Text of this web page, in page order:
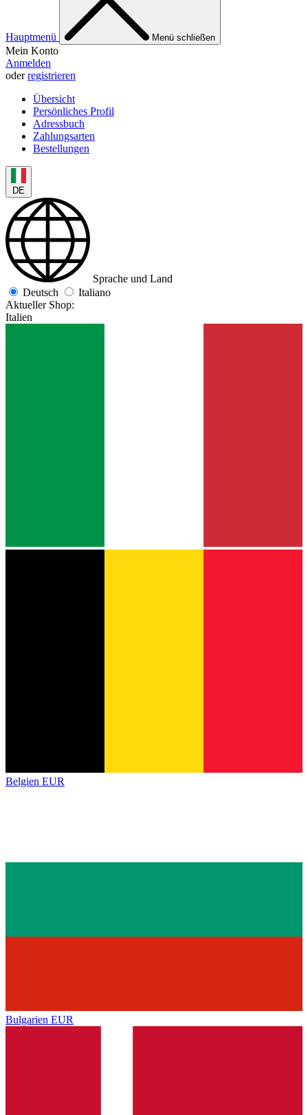
Hauptmenü Menü schließen
Mein Konto
Anmelden
oderregistrieren
Übersicht
Persönliches Profil
Adressbuch
Zahlungsarten
Bestellungen
DE
Sprache und Land
Deutsch
Italiano
Aktueller Shop:
Italien
Belgien EUR
Bulgarien EUR